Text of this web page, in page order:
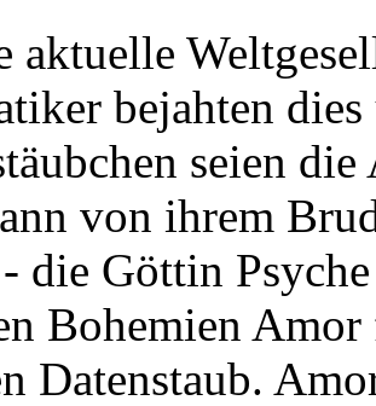
aktuelle
bejahten
seien
von ihrem
die Göttin
Bohemien
Datenstaub.